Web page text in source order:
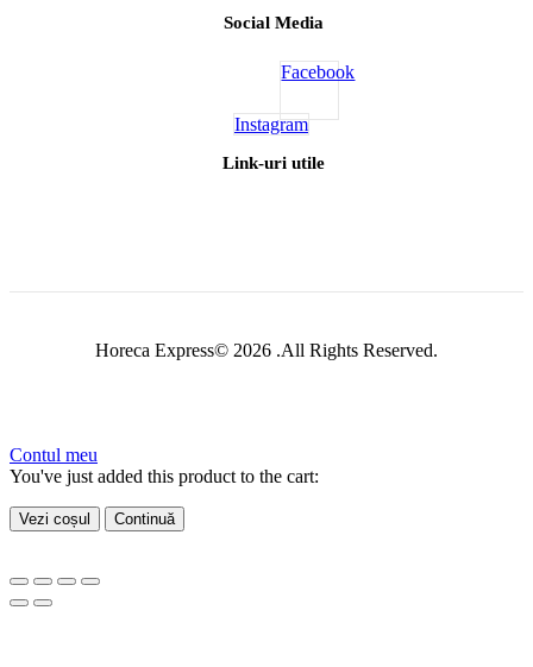
Social Media
Facebook
Instagram
Link-uri utile
Horeca Express© 2026 .All Rights Reserved.
Contul meu
You've just added this product to the cart:
Vezi coșul Continuă